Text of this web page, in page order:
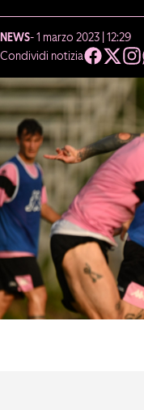
NEWS- 1 marzo 2023 | 12:29
Condividi notizia